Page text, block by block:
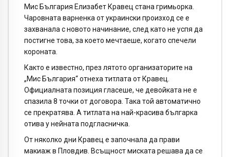
Мис България Елизабет Кравец стана гримьорка.
Чаровната варненка от украински произход се е
захванала с новото начинание, след като не успя да
постигне това, за което мечтаеше, когато спечели
короната.
Както е известно, през лятото организаторите на
„Мис България“ отнеха титлата от Кравец.
Официалната позиция гласеше, че девойката не е
спазила 8 точки от договора. Така той автоматично
се прекратява. А титлата на най-красива българка
отива у нейната подгласничка.
От няколко дни Кравец е започнала да прави
макиаж в Пловдив. Всъщност миската решава да се